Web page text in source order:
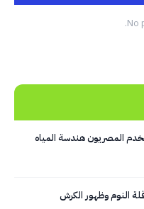
No
المصريون هندسة المياه
النوم وظهور الكرش